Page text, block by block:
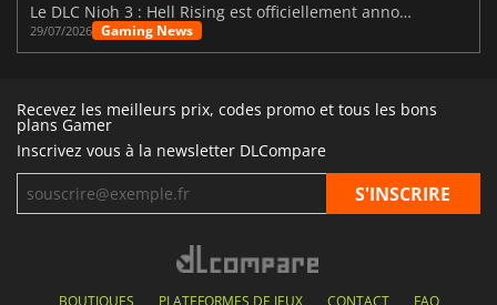
Le DLC Nioh 3 : Hell Rising est officiellement annoncé
29/07/2026 Gaming News
Recevez les meilleurs prix, codes promo et tous les bons
plans Gamer
Inscrivez vous à la newsletter DLCompare